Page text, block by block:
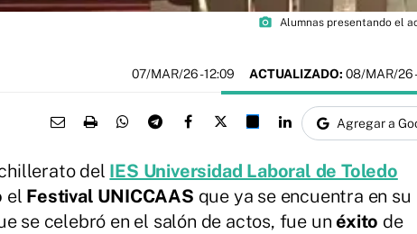
photo_camera Alumnas presentando el
07/MAR/26- 12:09 ACTUALIZADO: 08/MAR/26
Agregar a
del IES Universidad Laboral de Toledo
el Festival UNICCAAS que ya se encuentra en su
se celebró en el salón de actos, fue unéxito de